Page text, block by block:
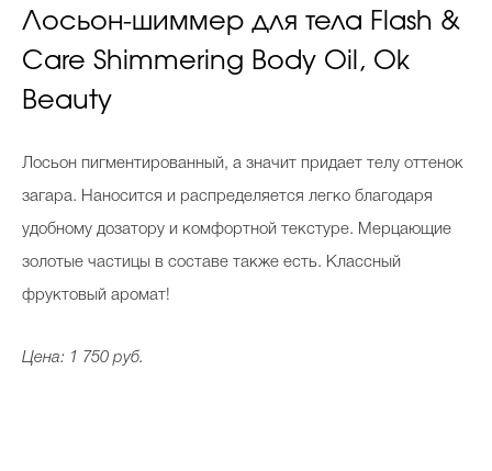
Лосьон-шиммер для тела Flash &
Care Shimmering Body Oil, Ok
Beauty
Лосьон пигментированный, а значит придает телу оттенок
загара. Наносится и распределяется легко благодаря
удобному дозатору и комфортной текстуре. Мерцающие
золотые частицы в составе также есть. Классный
фруктовый аромат!
Цена: 1 750 руб.